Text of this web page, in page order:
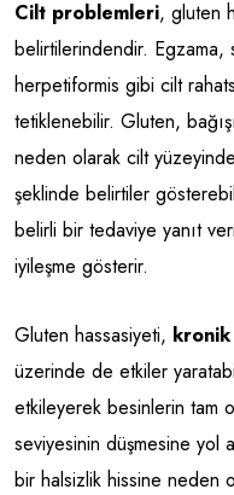
Cilt problemleri, gluten
belirtilerindendir. Egzama,
herpetiformis gibi cilt
tetiklenebilir. Gluten,
neden olarak cilt
şeklinde belirtiler
belirli bir tedaviye yanıt
iyileşme gösterir.
Gluten hassasiyeti,
üzerinde de etkiler
etkileyerek besinlerin tam
seviyesinin düşmesine yol
bir halsizlik hissine neden